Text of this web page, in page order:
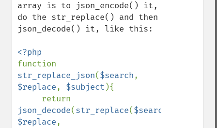
array is to json_encode() it,
do the str_replace() and then
json_decode() it, like this:
str_replace_json($search
$replace, $subject ){
json_decode(str_replace($search
$replace